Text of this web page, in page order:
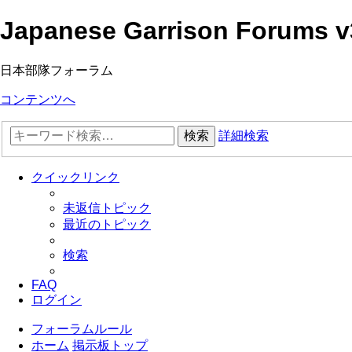
Japanese Garrison Forums
日本部隊フォーラム
コンテンツへ
検索 詳細検索
クイックリンク
未返信トピック
最近のトピック
検索
FAQ
ログイン
フォーラムルール
ホーム 掲示板トップ